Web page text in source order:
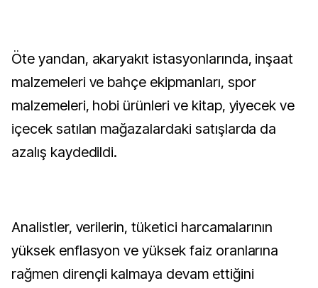
Öte yandan, akaryakıt istasyonlarında, inşaat
malzemeleri ve bahçe ekipmanları, spor
malzemeleri, hobi ürünleri ve kitap, yiyecek ve
içecek satılan mağazalardaki satışlarda da
azalış kaydedildi.
Analistler, verilerin, tüketici harcamalarının
yüksek enflasyon ve yüksek faiz oranlarına
rağmen dirençli kalmaya devam ettiğini